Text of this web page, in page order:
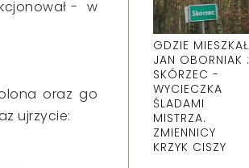
- w
oraz go
ujrzycie:
GDZIE MIESZKAŁ
JAN OBORNIAK :
SKÓRZEC -
WYCIECZKA
ŚLADAMI
MISTRZA.
ZMIENNICY
KRZYK CISZY